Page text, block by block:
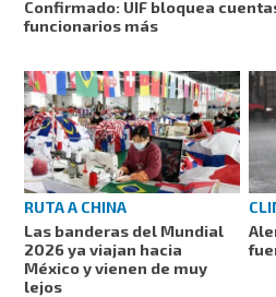
Confirmado: UIF bloquea
funcionarios más
RUTA A CHINA
Las banderas del Mundial
2026 ya viajan hacia
México y vienen de muy
lejos